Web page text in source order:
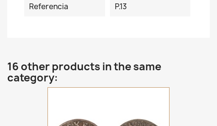
Referencia P.13
16 other products in the same
category: